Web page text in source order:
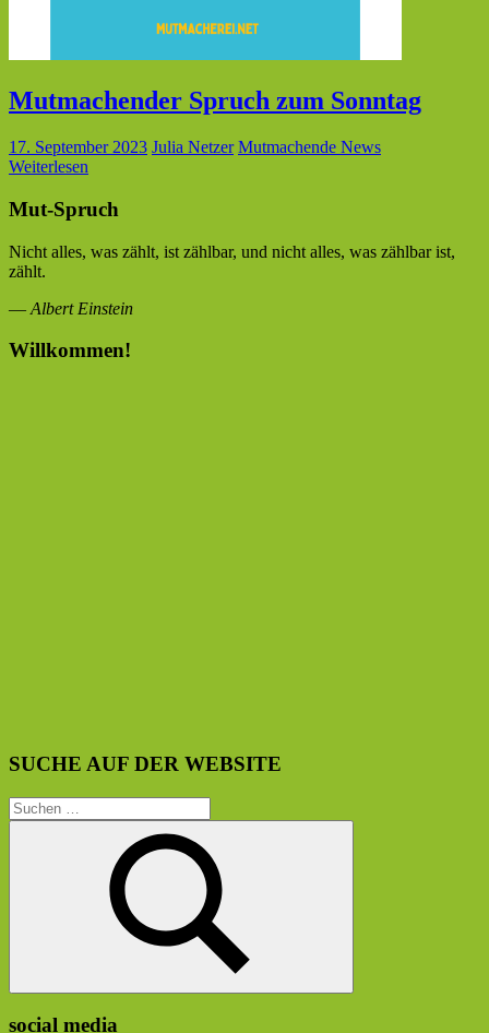
Mutmachender Spruch zum Sonntag
17. September 2023 Julia Netzer Mutmachende News
Weiterlesen
Mut-Spruch
Nicht alles, was zählt, ist zählbar, und nicht alles, was zählbar ist,
zählt.
— Albert Einstein
Willkommen!
SUCHE AUF DER WEBSITE
Suchen
nach:
Suchen
social media